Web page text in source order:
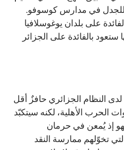
للجدل في مدارس كوسوفو.
على بلدان يوغوسلافيا
بالفائدة على الجزائر
النظام الجزائري حافزٌ أقل
الحرب الأهلية، لكنه سيتكبّد
إذ يُمعن في حرمان
تخوّلهم ممارسة النقد